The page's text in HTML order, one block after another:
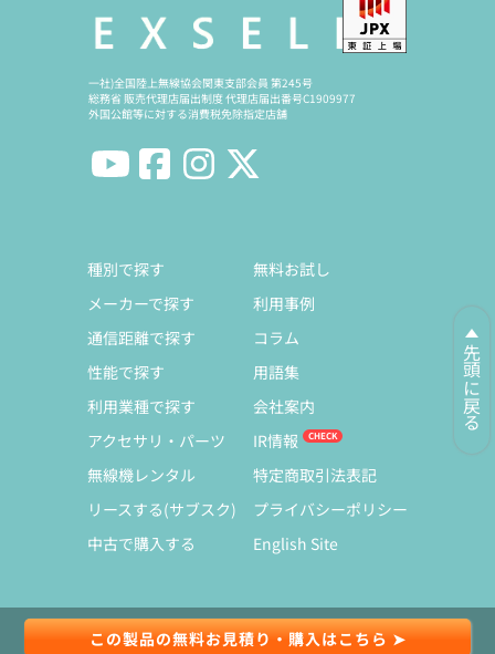
この製品の無料お見積り・購入はこちら ➤
先頭に戻る
一社)全国陸上無線協会関東支部会員 第245号
総務省 販売代理店届出制度 代理店届出番号C1909977
外国公館等に対する消費税免除指定店舗
種別で探す
メーカーで探す
通信距離で探す
性能で探す
利用業種で探す
アクセサリ・パーツ
無線機レンタル
リースする(サブスク)
中古で購入する
無料お試し
利用事例
コラム
用語集
会社案内
IR情報
特定商取引法表記
プライバシーポリシー
English Site
© Copyright 1991-2026 Exseli Co., Ltd.